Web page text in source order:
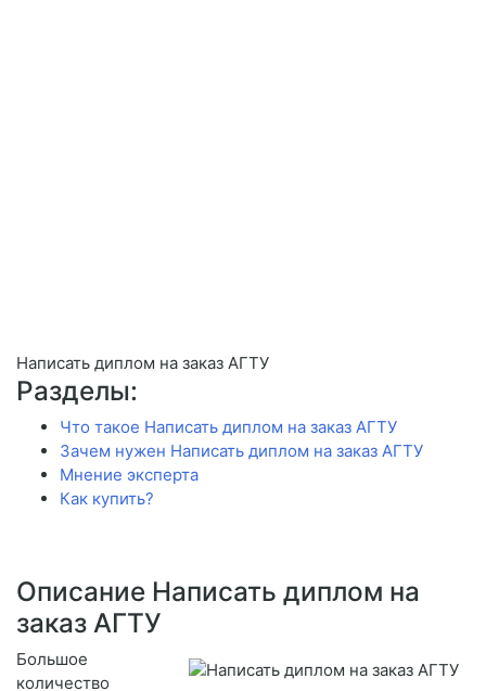
Написать диплом на заказ АГТУ
Разделы:
Что такое Написать диплом на заказ АГТУ
Зачем нужен Написать диплом на заказ АГТУ
Мнение эксперта
Как купить?
Описание Написать диплом на
заказ АГТУ
Большое
количество